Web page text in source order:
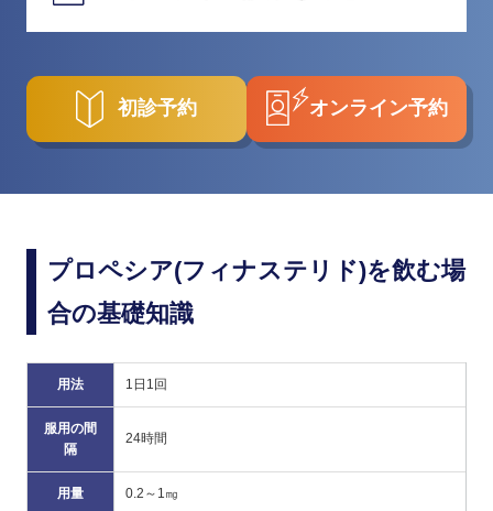
初診予約 オンライン予約
プロペシア(フィナステリド)を飲む場
合の基礎知識
用法 1日1回
服用の間
隔
24時間
用量 0.2～1㎎